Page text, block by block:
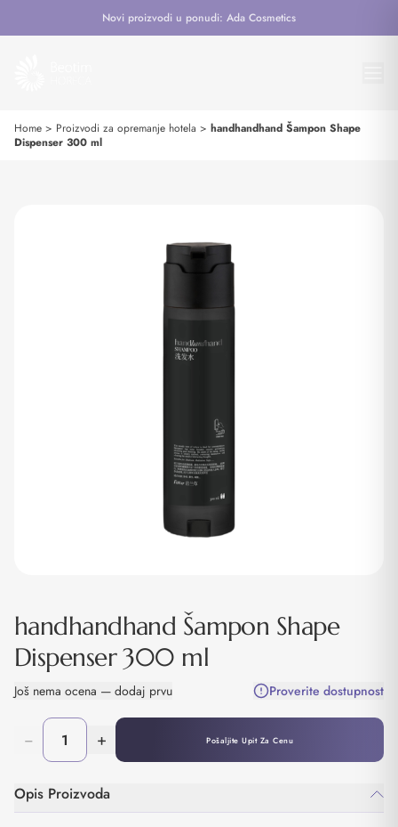
Novi proizvodi u ponudi: Ada Cosmetics
Home > Proizvodi za opremanje hotela > handhandhand Šampon Shape
Dispenser 300 ml
handhandhand Šampon Shape
Dispenser 300 ml
Još nema ocena — dodaj prvu Proverite dostupnost
− + Pošaljite Upit Za Cenu
Opis Proizvoda